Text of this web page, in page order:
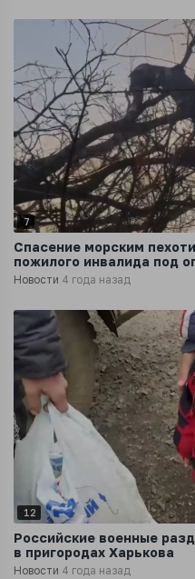
7
Спасение морским
пожилого инвалида под
Новости 4 года назад
12
Российские военные
в пригородах Харькова
Новости 4 года назад